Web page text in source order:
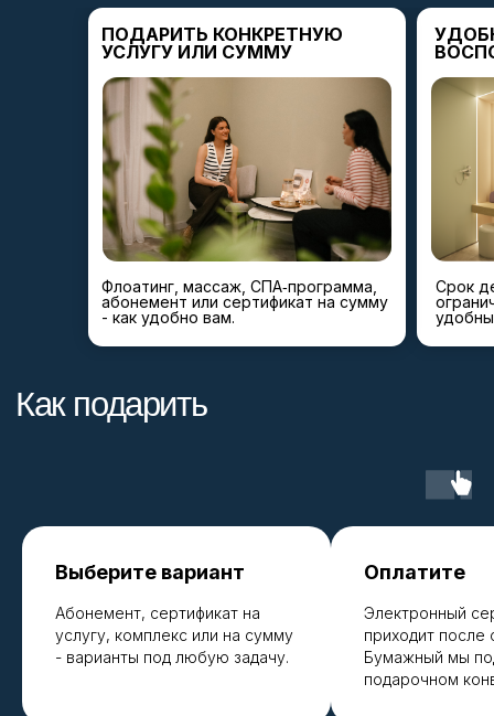
ПОДАРИТЬ КОНКРЕТНУЮ
УСЛУГУ ИЛИ СУММУ
Флоатинг, массаж, СПА‑программа,
абонемент или сертификат на сумму
- как удобно вам.
Срок
Выберите вариант
Абонемент, сертификат на
услугу, комплекс или на сумму
- варианты под любую задачу.
Оплатите
Электронный
приходит после
Бумажный мы
подарочном